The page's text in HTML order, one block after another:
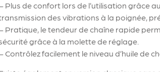
Plus de confort lors de l’utilisation grâce
des vibrations à la poignée,
Pratique, le tendeur de chaîne rapide
grâce à la molette de réglage.
Contrôlez facilement le niveau d’huile de